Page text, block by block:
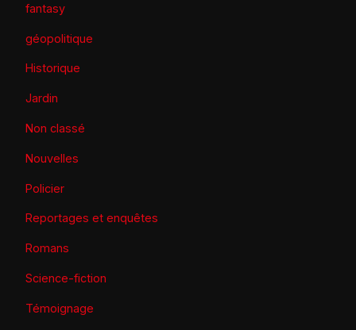
fantasy
géopolitique
Historique
Jardin
Non classé
Nouvelles
Policier
Reportages et enquêtes
Romans
Science-fiction
Témoignage